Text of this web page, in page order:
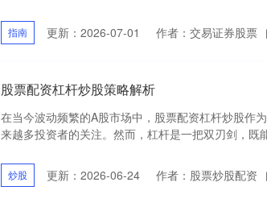
指南 更新：2026-07-01 作者：交易证券股票
股票配资杠杆炒股策略解析
在当今波动频繁的A股市场中，股票配资杠杆炒股作
来越多投资者的关注。然而，杠杆是一把双刃剑，既
炒股 更新：2026-06-24 作者：股票炒股配资